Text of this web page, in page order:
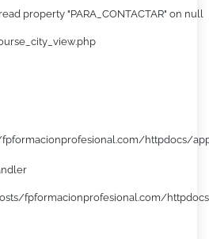
property "PARA_CONTACTAR" on null
httpdocs/
fpformacionprofesional.com/